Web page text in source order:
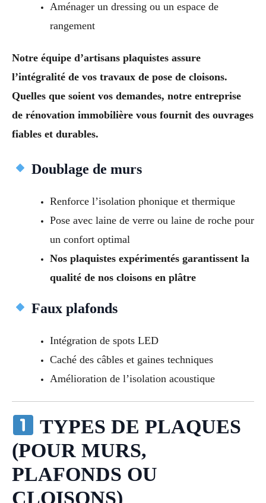
Aménager un dressing ou un espace de
rangement
Notre équipe d’artisans plaquistes assure
l’intégralité de vos travaux de pose de cloisons.
Quelles que soient vos demandes, notre entreprise
de rénovation immobilière vous fournit des ouvrages
fiables et durables.
Doublage de murs
Renforce l’isolation phonique et thermique
Pose avec laine de verre ou laine de roche pour
un confort optimal
Nos plaquistes expérimentés garantissent la
qualité de nos cloisons en plâtre
Faux plafonds
Intégration de spots LED
Caché des câbles et gaines techniques
Amélioration de l’isolation acoustique
TYPES DE PLAQUES
(POUR MURS,
PLAFONDS OU
CLOISONS)